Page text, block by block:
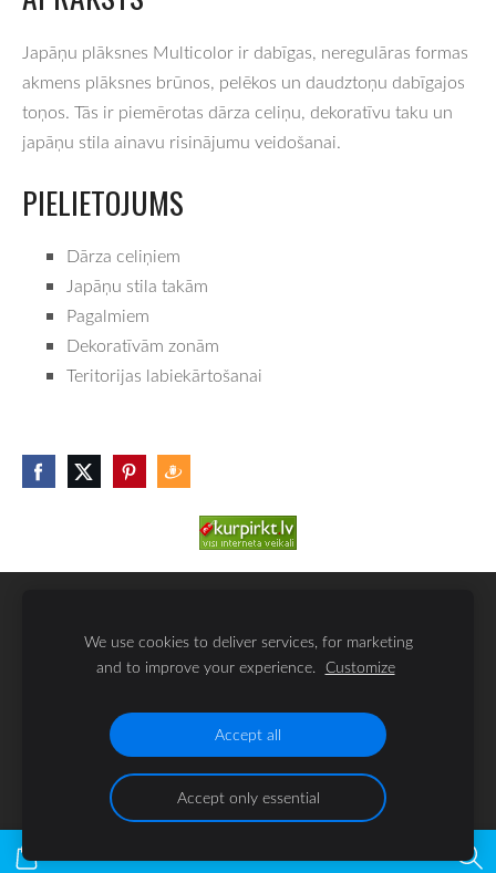
Japāņu plāksnes Multicolor ir dabīgas, neregulāras formas
akmens plāksnes brūnos, pelēkos un daudztoņu dabīgajos
toņos. Tās ir piemērotas dārza celiņu, dekoratīvu taku un
japāņu stila ainavu risinājumu veidošanai.
PIELIETOJUMS
Dārza celiņiem
Japāņu stila takām
Pagalmiem
Dekoratīvām zonām
Teritorijas labiekārtošanai
SIA KAMALATS
@akmenudarzs.lv
We use cookies to deliver services, for marketing
and to improve your experience. Customize
Accept all
Accept only essential